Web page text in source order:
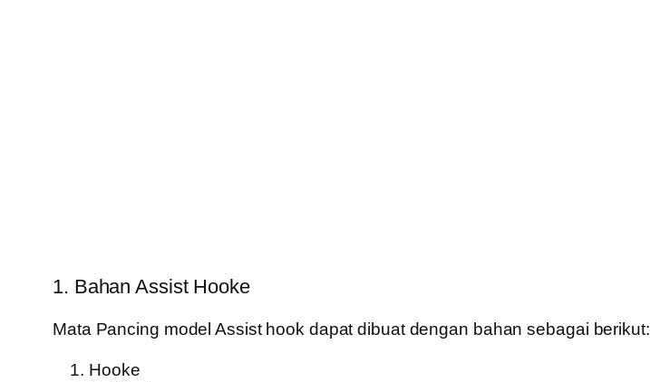
1. Bahan Assist Hooke
Mata Pancing model Assist hook dapat dibuat dengan bahan sebagai berikut:
Hooke